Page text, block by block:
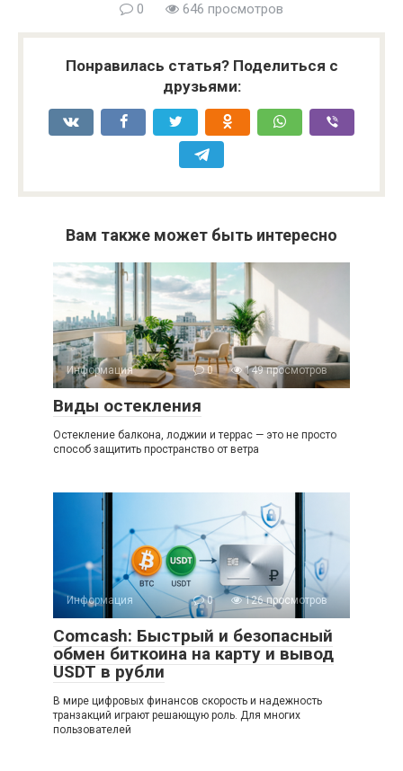
0 646 просмотров
Понравилась статья? Поделиться с
друзьями:
Вам также может быть интересно
Информация 0 149 просмотров
Виды остекления
Остекление балкона, лоджии и террас — это не просто
способ защитить пространство от ветра
Информация 0 126 просмотров
Comcash: Быстрый и безопасный
обмен биткоина на карту и вывод
USDT в рубли
В мире цифровых финансов скорость и надежность
транзакций играют решающую роль. Для многих
пользователей